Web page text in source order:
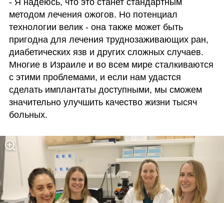
методом лечения ожогов. Но потенциал
технологии велик - она также может быть
пригодна для лечения труднозаживающих ран,
диабетических язв и других сложных случаев.
Многие в Израиле и во всем мире сталкиваются
с этими проблемами, и если нам удастся
сделать имплантаты доступными, мы сможем
значительно улучшить качество жизни тысяч
больных.